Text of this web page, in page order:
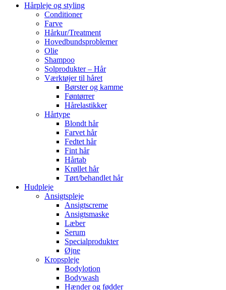
Hårpleje og styling
Conditioner
Farve
Hårkur/Treatment
Hovedbundsproblemer
Olie
Shampoo
Solprodukter – Hår
Værktøjer til håret
Børster og kamme
Føntørrer
Hårelastikker
Hårtype
Blondt hår
Farvet hår
Fedtet hår
Fint hår
Hårtab
Krøllet hår
Tørt/behandlet hår
Hudpleje
Ansigtspleje
Ansigtscreme
Ansigtsmaske
Læber
Serum
Specialprodukter
Øjne
Kropspleje
Bodylotion
Bodywash
Hænder og fødder